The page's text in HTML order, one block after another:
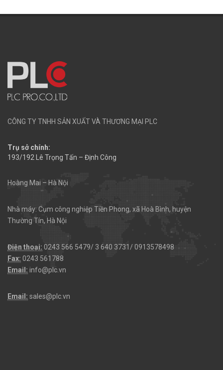
CÔNG TY TNHH SẢN XUẤT VÀ THƯƠNG MẠI PLC
Trụ sở chính:
193/192 Lê Trọng Tấn – Định Công
Hoàng Mai – Hà Nội
Nhà máy: Cụm công nghiệp Tiền Phong, xã Hoà Bình, huyện
Thường Tín, Hà Nội
Điện thoại: 0243 566 5479/ 3 640 3731/ 0913578498
Fax: 0243 561788
Email: info@plc.vn
Email: sales@plc.vn